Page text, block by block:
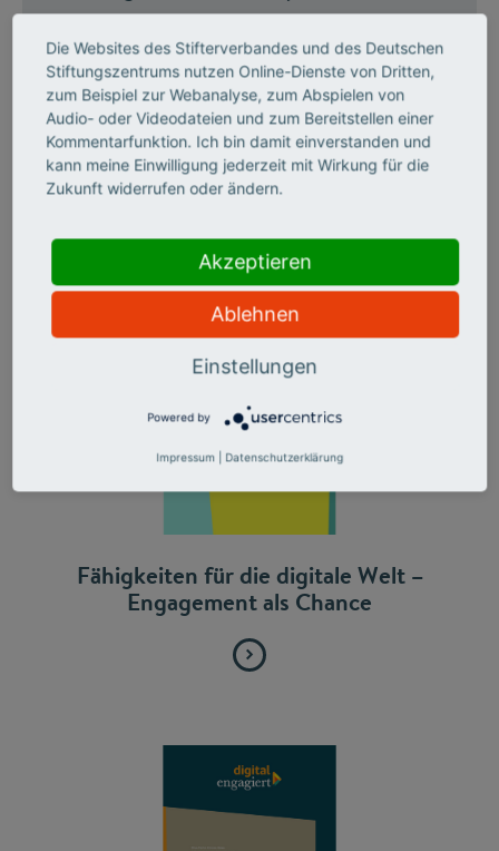
Die geförderten Projekte2018
Publikationen
"digital.engagiert" entstanden sind
Fähigkeiten für die digitale Welt –
Engagement als Chance
Die Websites des Stifterverbandes und des Deutschen
Stiftungszentrums nutzen Online-Dienste von Dritten,
zum Beispiel zur Webanalyse, zum Abspielen von
Audio- oder Videodateien und zum Bereitstellen einer
Kommentarfunktion. Ich bin damit einverstanden und
kann meine Einwilligung jederzeit mit Wirkung für die
Zukunft widerrufen oder ändern.
Akzeptieren
Ablehnen
Einstellungen
Powered by
Impressum Datenschutzerklärung